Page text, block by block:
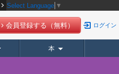
Select Language ▼
会員登録する（無料） ログイン
本